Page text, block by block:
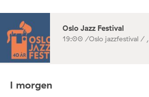
Oslo Jazz Festival
19:00 /Oslo jazzfestival / ,
I morgen